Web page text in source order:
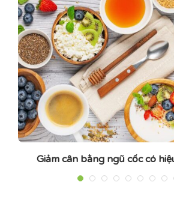
Giảm cân bằng ngũ cốc có